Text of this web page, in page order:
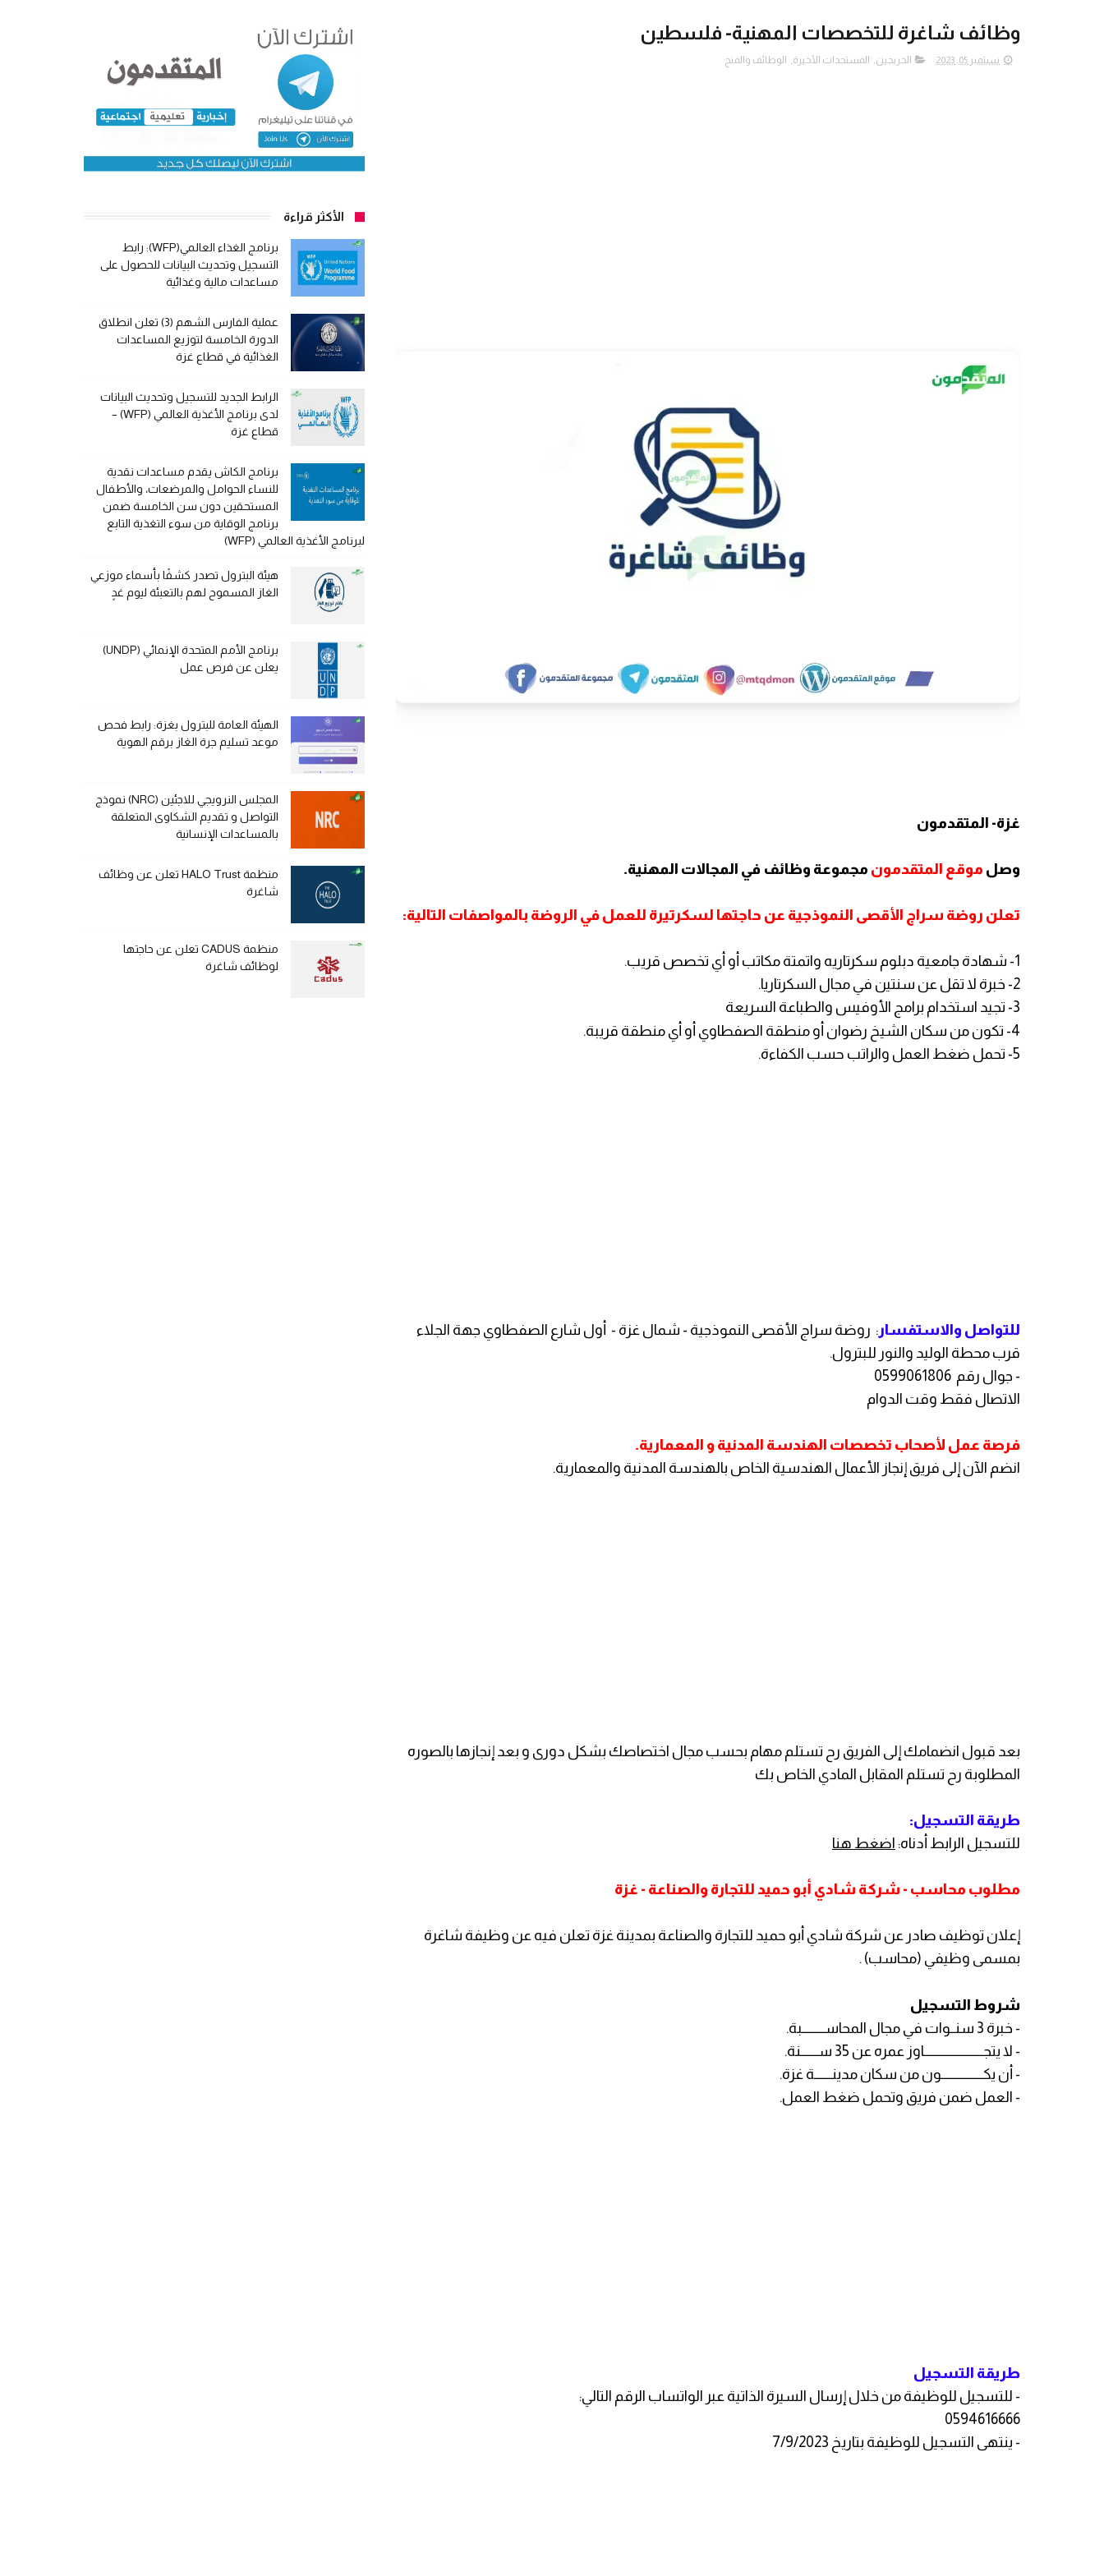
وظائف شاغرة للتخصصات المهنية- فلسطين
سبتمبر 05, 2023 الخريجين, المستجدات الأخيرة, الوظائف والمنح
غزة- المتقدمون
وصل موقع المتقدمون مجموعة وظائف في المجالات المهنية.
تعلن روضة سراج الأقصى النموذجية عن حاجتها لسكرتيرة للعمل في الروضة بالمواصفات التالية:
1- شهادة جامعية دبلوم سكرتاريه واتمتة مكاتب أو أي تخصص قريب.
2- خبرة لا تقل عن سنتين في مجال السكرتاريا.
3- تجيد استخدام برامج الأوفيس والطباعة السريعة
4- تكون من سكان الشيخ رضوان أو منطقة الصفطاوي أو أي منطقة قريبة.
5- تحمل ضغط العمل والراتب حسب الكفاءة.
للتواصل والاستفسار : روضة سراج الأقصى النموذجية - شمال غزة - أول شارع الصفطاوي جهة الجلاء
قرب محطة الوليد والنور للبترول.
- جوال رقم 0599061806
الاتصال فقط وقت الدوام
فرصة عمل لأصحاب تخصصات الهندسة المدنية و المعمارية.
انضم الآن إلى فريق إنجاز الأعمال الهندسية الخاص بالهندسة المدنية والمعمارية.
بعد قبول انضمامك إلى الفريق رح تستلم مهام بحسب مجال اختصاصك بشكل دورى و بعد إنجازها بالصوره
المطلوبة رح تستلم المقابل المادي الخاص بك
طريقة التسجيل:
للتسجيل الرابط أدناه: اضغط هنا
مطلوب محاسب - شركة شادي أبو حميد للتجارة والصناعة - غزة
إعلان توظيف صادر عن شركة شادي أبو حميد للتجارة والصناعة بمدينة غزة تعلن فيه عن وظيفة شاغرة
بمسمى وظيفي (محاسب) .
شروط التسجيل
- خبرة 3 سنــوات في مجال المحاســـــــــبة.
- لا يتجــــــــــــــــــــــــاوز عمره عن 35 ســـــــنة.
- أن يكـــــــــــــــــون من سكان مدينـــــــة غزة.
- العمل ضمن فريق وتحمل ضغط العمل.
طريقة التسجيل
- للتسجيل للوظيفة من خلال إرسال السيرة الذاتية عبر الواتساب الرقم التالي:
0594616666
- ينتهى التسجيل للوظيفة بتاريخ 7/9/2023
الأكثر قراءة
برنامج الغذاء العالمي(WFP): رابط
التسجيل وتحديث البيانات للحصول على
مساعدات مالية وغذائية
عملية الفارس الشهم (3) تعلن انطلاق
الدورة الخامسة لتوزيع المساعدات
الغذائية في قطاع غزة
الرابط الجديد للتسجيل وتحديث البيانات
لدى برنامج الأغذية العالمي (WFP) –
قطاع غزة
برنامج الكاش يقدم مساعدات نقدية
للنساء الحوامل والمرضعات، والأطفال
المستحقين دون سن الخامسة ضمن
برنامج الوقاية من سوء التغذية التابع
لبرنامج الأغذية العالمي (WFP)
هيئة البترول تصدر كشفًا بأسماء موزعي
الغاز المسموح لهم بالتعبئة ليوم غدٍ
برنامج الأمم المتحدة الإنمائي (UNDP)
يعلن عن فرص عمل
الهيئة العامة للبترول بغزة: رابط فحص
موعد تسليم جرة الغاز برقم الهوية
المجلس النرويجي للاجئين (NRC) نموذج
التواصل و تقديم الشكاوى المتعلقة
بالمساعدات الإنسانية
منظمة HALO Trust تعلن عن وظائف
شاغرة
منظمة CADUS تعلن عن حاجتها
لوظائف شاغرة